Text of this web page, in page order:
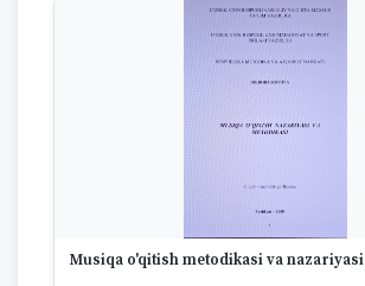
Musiqa o'qitish metodikasi va nazariyasi